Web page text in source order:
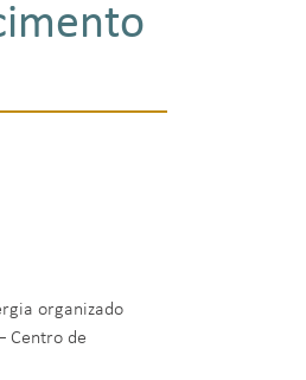
organizado
Centro de